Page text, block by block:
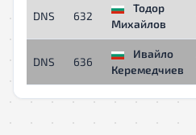
DNS 632
Тодор
Михайлов
DNS 636
Ивайло
Керемедчиев